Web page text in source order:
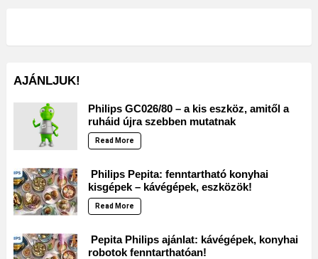
AJÁNLJUK!
Philips GC026/80 – a kis eszköz, amitől a
ruháid újra szebben mutatnak
Read More
Philips Pepita: fenntartható konyhai
kisgépek – kávégépek, eszközök!
Read More
Pepita Philips ajánlat: kávégépek, konyhai
robotok fenntarthatóan!